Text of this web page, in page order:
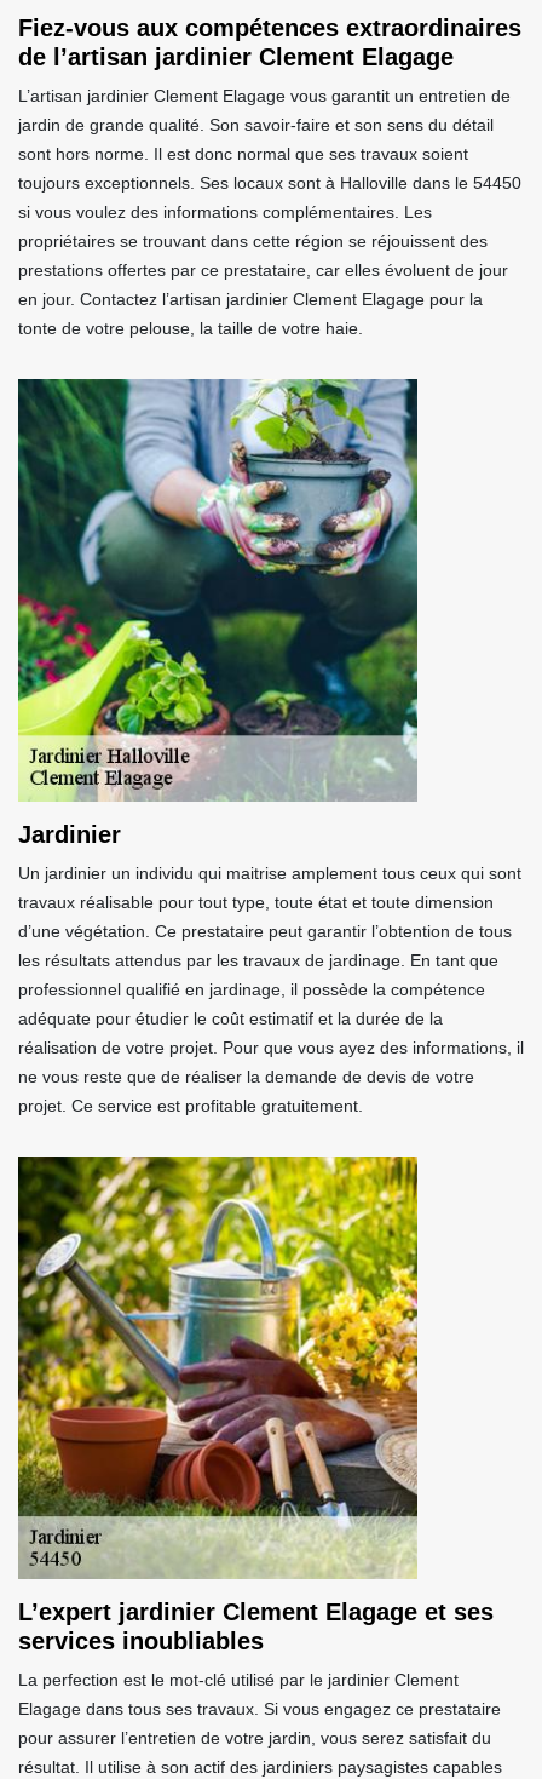
Fiez-vous aux compétences extraordinaires
de l’artisan jardinier Clement Elagage
L’artisan jardinier Clement Elagage vous garantit un entretien de
jardin de grande qualité. Son savoir-faire et son sens du détail
sont hors norme. Il est donc normal que ses travaux soient
toujours exceptionnels. Ses locaux sont à Halloville dans le 54450
si vous voulez des informations complémentaires. Les
propriétaires se trouvant dans cette région se réjouissent des
prestations offertes par ce prestataire, car elles évoluent de jour
en jour. Contactez l’artisan jardinier Clement Elagage pour la
tonte de votre pelouse, la taille de votre haie.
Jardinier
Un jardinier un individu qui maitrise amplement tous ceux qui sont
travaux réalisable pour tout type, toute état et toute dimension
d’une végétation. Ce prestataire peut garantir l’obtention de tous
les résultats attendus par les travaux de jardinage. En tant que
professionnel qualifié en jardinage, il possède la compétence
adéquate pour étudier le coût estimatif et la durée de la
réalisation de votre projet. Pour que vous ayez des informations, il
ne vous reste que de réaliser la demande de devis de votre
projet. Ce service est profitable gratuitement.
L’expert jardinier Clement Elagage et ses
services inoubliables
La perfection est le mot-clé utilisé par le jardinier Clement
Elagage dans tous ses travaux. Si vous engagez ce prestataire
pour assurer l’entretien de votre jardin, vous serez satisfait du
résultat. Il utilise à son actif des jardiniers paysagistes capables